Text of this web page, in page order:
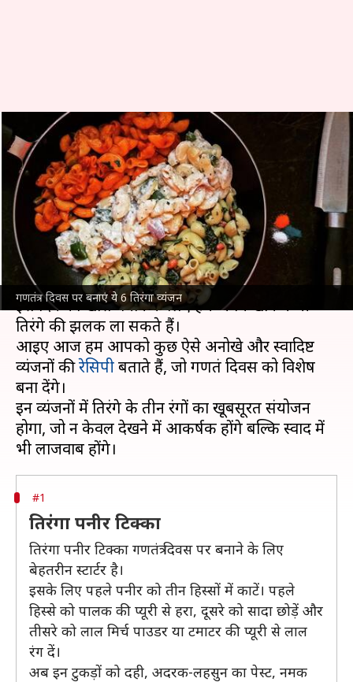
गणतंत्र दिवस पर बनाएं ये 6 तिरंगा व्यंजन
गणतंत्र दिवस पर बनाएं ये 5 तिरंगा
व्यंजन और त्योहार को खास अंदाज में
मनाएं
अंजली Jan 14, 2025 04:14 pm
क्या है खबर?
गणतंत्र दिवसका त्योहार हमारे देश के लिए गर्व का दिन है।
इस दिन को खास बनाने के लिए हम अपने खाने में भी
तिरंगे की झलक ला सकते हैं।
आइए आज हम आपको कुछ ऐसे अनोखे और स्वादिष्ट
व्यंजनों कीरेसिपीबताते हैं, जो गणतंत्र दिवस को विशेष
बना देंगे।
इन व्यंजनों में तिरंगे के तीन रंगों का खूबसूरत संयोजन
होगा, जो न केवल देखने में आकर्षक होंगे बल्कि स्वाद में
#1
तिरंगा पनीर टिक्का
तिरंगा पनीर टिक्का गणतंत्र दिवस पर बनाने के लिए
बेहतरीन स्टार्टर है।
इसके लिए पहले पनीर को तीन हिस्सों में काटें। पहले
हिस्से को पालक की प्यूरी से हरा, दूसरे को सादा छोड़ें और
तीसरे को लाल मिर्च पाउडर या टमाटर की प्यूरी से लाल
रंग दें।
अब इन टुकड़ों को दही, अदरक-लहसुन का पेस्ट, नमक